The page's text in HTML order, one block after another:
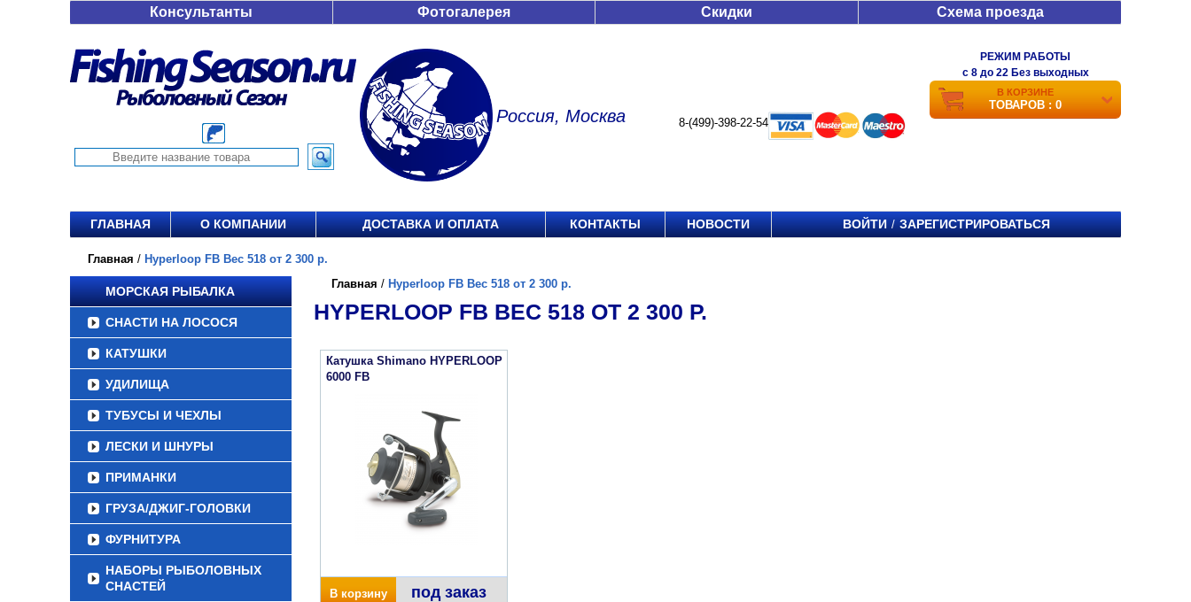
Консультанты Фотогалерея Скидки Схема проезда
Россия, Москва 8-(499)-398-22-54
РЕЖИМ РАБОТЫ
c 8 до 22 Без выходных
В КОРЗИНЕ
ТОВАРОВ : 0
ГЛАВНАЯ О КОМПАНИИ ДОСТАВКА И ОПЛАТА КОНТАКТЫ НОВОСТИ ВОЙТИ / ЗАРЕГИСТРИРОВАТЬСЯ
Главная / Hyperloop FB Вес 518 от 2 300 р.
МОРСКАЯ РЫБАЛКА
СНАСТИ НА ЛОСОСЯ
КАТУШКИ
УДИЛИЩА
ТУБУСЫ И ЧЕХЛЫ
ЛЕСКИ И ШНУРЫ
ПРИМАНКИ
ГРУЗА/ДЖИГ-ГОЛОВКИ
ФУРНИТУРА
НАБОРЫ РЫБОЛОВНЫХ
СНАСТЕЙ
Главная / Hyperloop FB Вес 518 от 2 300 р.
HYPERLOOP FB ВЕС 518 ОТ 2 300 Р.
Катушка Shimano HYPERLOOP
6000 FB
В корзину под заказ